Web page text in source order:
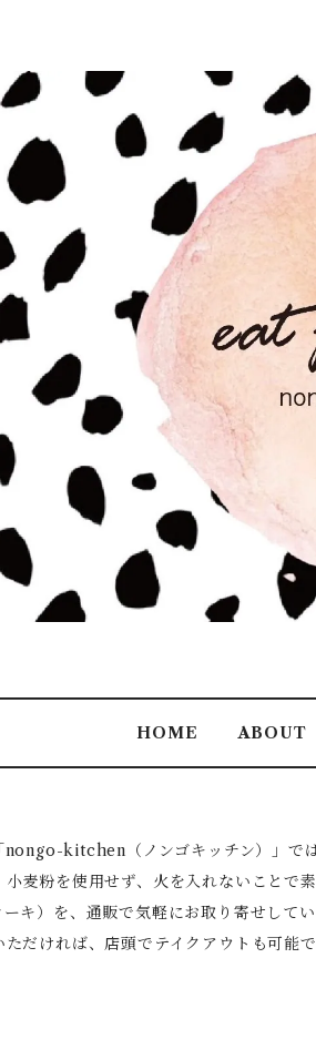
HOME ABOUT
kitchen（ノンゴキッチン）」で
小麦粉を使用せず、火を入れないことで
ーキ）を、通販で気軽にお取り寄せし
だければ、店頭でテイクアウトも可能で